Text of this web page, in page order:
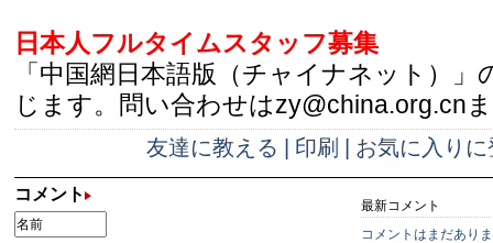
日本人フルタイムスタッフ募集
「中国網日本語版（チャイナネット）」
じます。問い合わせはzy@china.org.cn
友達に教える 印刷 お気に入りに
コメント
最新コメント
コメントはまだあり